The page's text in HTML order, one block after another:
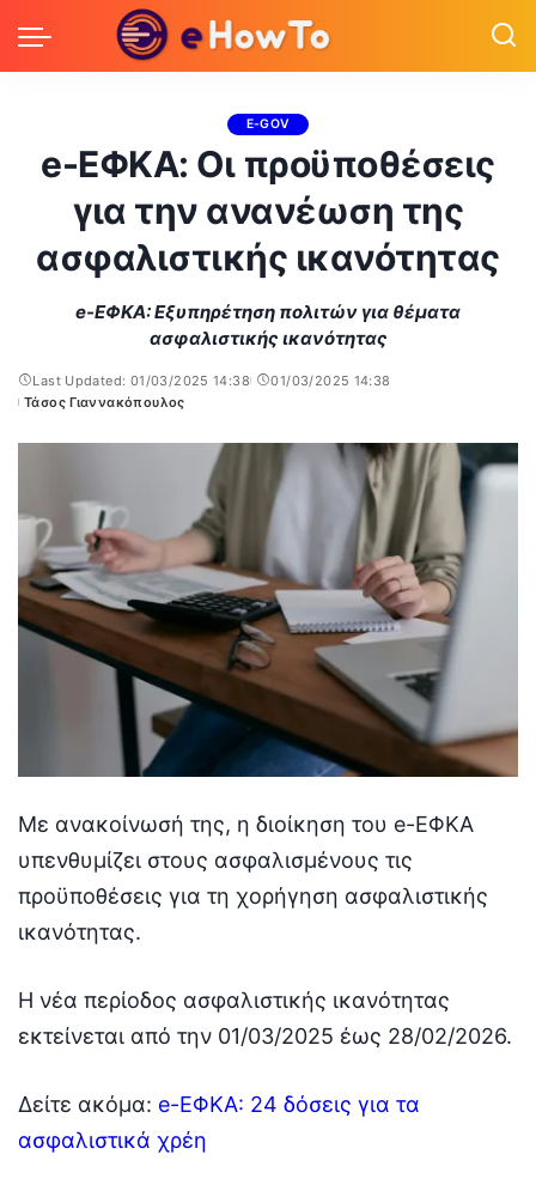
E-GOV
e-ΕΦΚΑ: Οι προϋποθέσεις
για την ανανέωση της
ασφαλιστικής ικανότητας
e-ΕΦΚΑ: Εξυπηρέτηση πολιτών για θέματα
ασφαλιστικής ικανότητας
Last Updated: 01/03/2025 14:38
01/03/2025 14:38
Posted
Τάσος Γιαννακόπουλος
Με ανακοίνωσή της, η διοίκηση του e-ΕΦΚΑ
υπενθυμίζει στους ασφαλισμένους τις
προϋποθέσεις για τη χορήγηση ασφαλιστικής
ικανότητας.
Η νέα περίοδος ασφαλιστικής ικανότητας
εκτείνεται από την 01/03/2025 έως 28/02/2026.
Δείτε ακόμα: e-ΕΦΚΑ: 24 δόσεις για τα
ασφαλιστικά χρέη